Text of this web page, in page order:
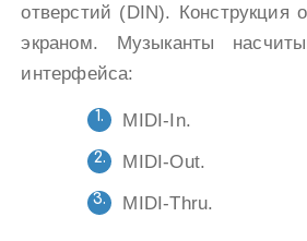
отверстий (DIN). Конструкция
экраном. Музыканты
интерфейса:
MIDI-In.
MIDI-Out.
MIDI-Thru.